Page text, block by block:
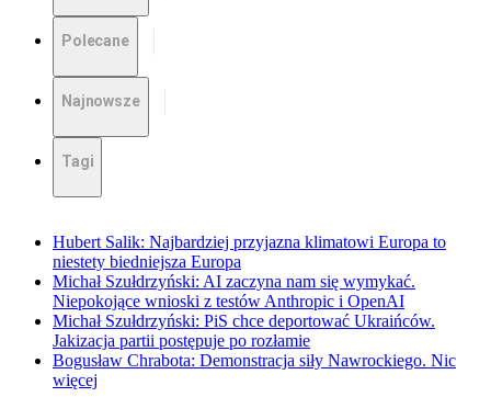
Polecane
Najnowsze
Tagi
Hubert Salik: Najbardziej przyjazna klimatowi Europa to
niestety biedniejsza Europa
Michał Szułdrzyński: AI zaczyna nam się wymykać.
Niepokojące wnioski z testów Anthropic i OpenAI
Michał Szułdrzyński: PiS chce deportować Ukraińców.
Jakizacja partii postępuje po rozłamie
Bogusław Chrabota: Demonstracja siły Nawrockiego. Nic
więcej